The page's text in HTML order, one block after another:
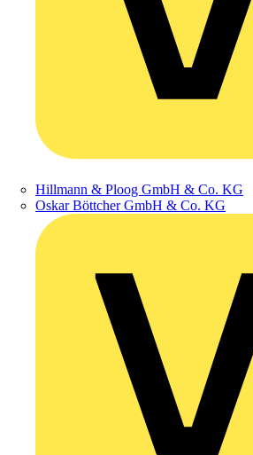
Hillmann & Ploog GmbH & Co. KG
Oskar Böttcher GmbH & Co. KG